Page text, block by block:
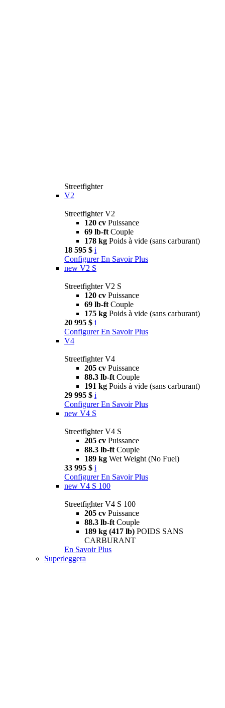
Streetfighter
V2
Streetfighter V2
120 cv Puissance
69 lb-ft Couple
178 kg Poids à vide (sans carburant)
18 595 $ i
Configurer En Savoir Plus
new V2 S
Streetfighter V2 S
120 cv Puissance
69 lb-ft Couple
175 kg Poids à vide (sans carburant)
20 995 $ i
Configurer En Savoir Plus
V4
Streetfighter V4
205 cv Puissance
88.3 lb-ft Couple
191 kg Poids à vide (sans carburant)
29 995 $ i
Configurer En Savoir Plus
new V4 S
Streetfighter V4 S
205 cv Puissance
88.3 lb-ft Couple
189 kg Wet Weight (No Fuel)
33 995 $ i
Configurer En Savoir Plus
new V4 S 100
Streetfighter V4 S 100
205 cv Puissance
88.3 lb-ft Couple
189 kg (417 lb) POIDS SANS
CARBURANT
En Savoir Plus
Superleggera